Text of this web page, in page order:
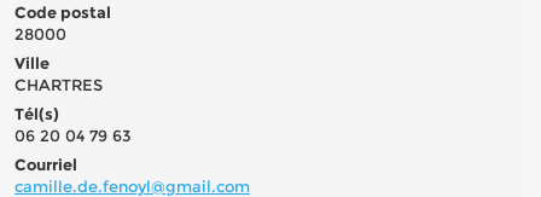
Code postal
28000
Ville
CHARTRES
Tél(s)
06 20 04 79 63
Courriel
camille.de.fenoyl@gmail.com